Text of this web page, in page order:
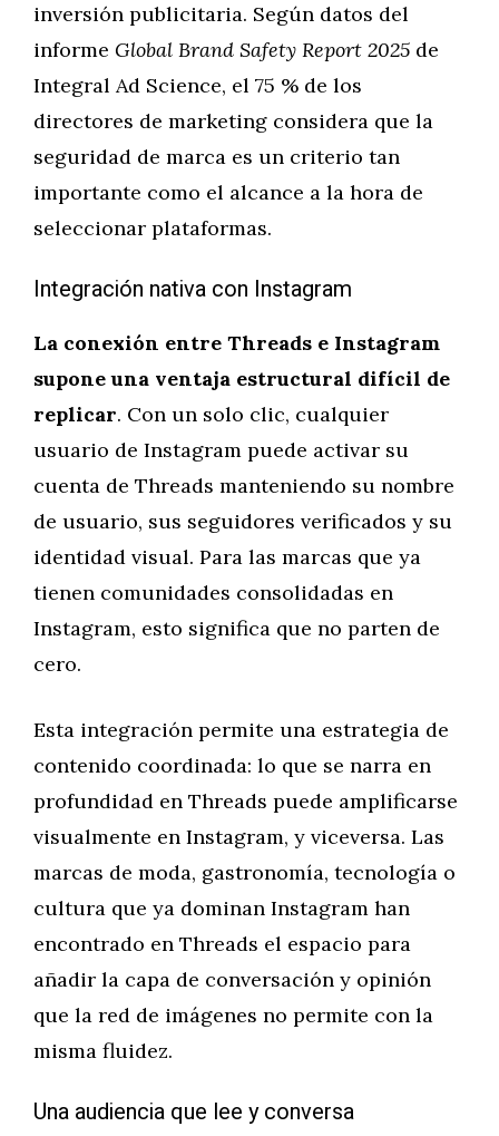
inversión publicitaria. Según datos del
informe Global Brand Safety Report 2025 de
Integral Ad Science, el 75 % de los
directores de marketing considera que la
seguridad de marca es un criterio tan
importante como el alcance a la hora de
seleccionar plataformas.
Integración nativa con Instagram
La conexión entre Threads e Instagram
supone una ventaja estructural difícil de
replicar. Con un solo clic, cualquier
usuario de Instagram puede activar su
cuenta de Threads manteniendo su nombre
de usuario, sus seguidores verificados y su
identidad visual. Para las marcas que ya
tienen comunidades consolidadas en
Instagram, esto significa que no parten de
cero.
Esta integración permite una estrategia de
contenido coordinada: lo que se narra en
profundidad en Threads puede amplificarse
visualmente en Instagram, y viceversa. Las
marcas de moda, gastronomía, tecnología o
cultura que ya dominan Instagram han
encontrado en Threads el espacio para
añadir la capa de conversación y opinión
que la red de imágenes no permite con la
misma fluidez.
Una audiencia que lee y conversa